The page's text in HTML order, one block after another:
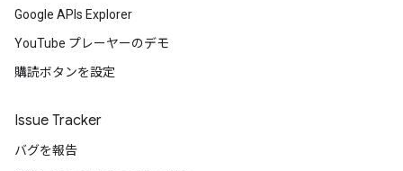
Google APIs Explorer
YouTube プレーヤーのデモ
購読ボタンを設定
Issue Tracker
バグを報告